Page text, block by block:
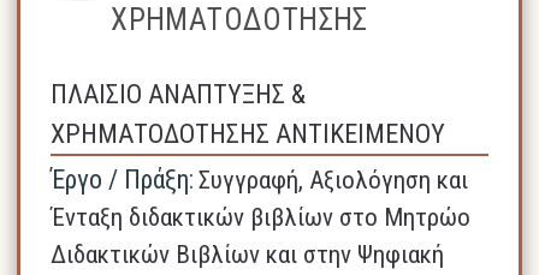
ΧΡΗΜΑΤΟΔΟΤΗΣΗΣ
ΠΛΑΙΣΙΟ ΑΝΑΠΤΥΞΗΣ &
ΧΡΗΜΑΤΟΔΟΤΗΣΗΣ ΑΝΤΙΚΕΙΜΕΝΟΥ
Έργο / Πράξη: Συγγραφή, Αξιολόγηση και
Ένταξη διδακτικών βιβλίων στο Μητρώο
Διδακτικών Βιβλίων και στην Ψηφιακή